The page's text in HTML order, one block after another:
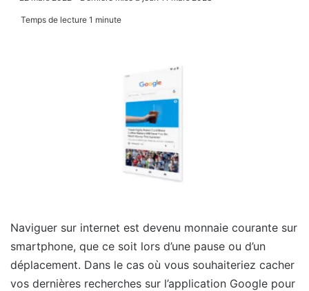
Temps de lecture 1 minute
Naviguer sur internet est devenu monnaie courante sur
smartphone, que ce soit lors d’une pause ou d’un
déplacement. Dans le cas où vous souhaiteriez cacher
vos dernières recherches sur l’application Google pour